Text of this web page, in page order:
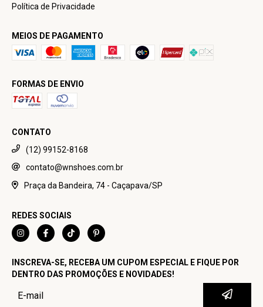
Política de Privacidade
MEIOS DE PAGAMENTO
FORMAS DE ENVIO
CONTATO
(12) 99152-8168
contato@wnshoes.com.br
Praça da Bandeira, 74 - Caçapava/SP
REDES SOCIAIS
INSCREVA-SE, RECEBA UM CUPOM ESPECIAL E FIQUE POR
DENTRO DAS PROMOÇÕES E NOVIDADES!